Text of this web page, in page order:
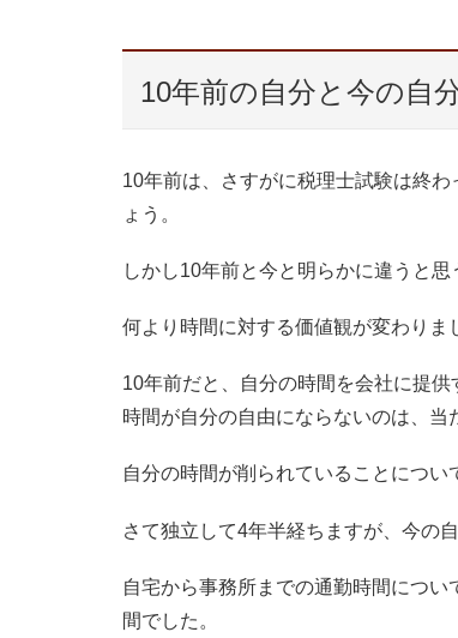
10年前の自分と今の自
10年前は、さすがに税理士試験は終
ょう。
しかし10年前と今と明らかに違うと思
何より時間に対する価値観が変わりま
10年前だと、自分の時間を会社に提
時間が自分の自由にならないのは、当
自分の時間が削られていることについ
さて独立して4年半経ちますが、今の
自宅から事務所までの通勤時間につ
間でした。